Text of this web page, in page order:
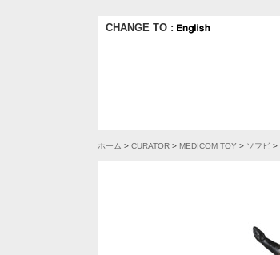
CHANGE TO :
ホーム > CURATOR > MEDICOM TOY > ソフビ >